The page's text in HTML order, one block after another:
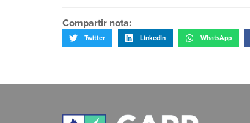
Compartir nota:
Twitter LinkedIn WhatsApp